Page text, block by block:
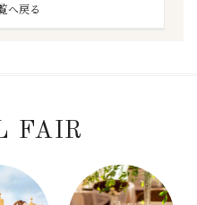
へ戻る
FAIR